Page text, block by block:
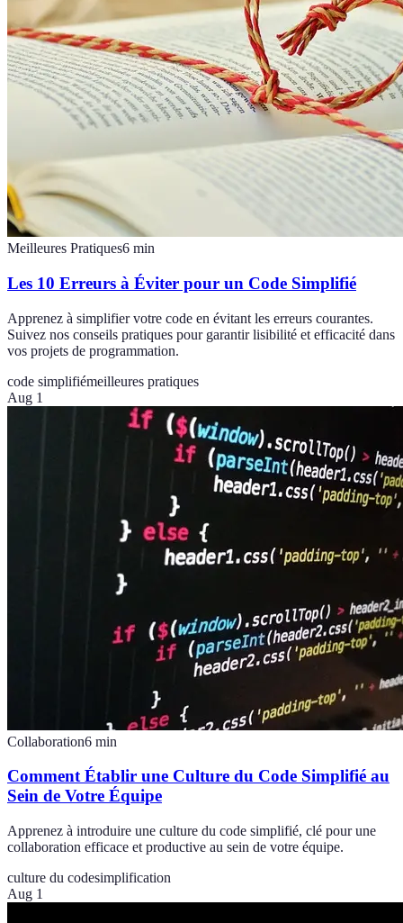
Meilleures Pratiques6 min
Les 10 Erreurs à Éviter pour un Code Simplifié
Apprenez à simplifier votre code en évitant les erreurs courantes.
Suivez nos conseils pratiques pour garantir lisibilité et efficacité dans
vos projets de programmation.
code simplifiémeilleures pratiques
Aug 1
Collaboration6 min
Comment Établir une Culture du Code Simplifié au
Sein de Votre Équipe
Apprenez à introduire une culture du code simplifié, clé pour une
collaboration efficace et productive au sein de votre équipe.
culture du codesimplification
Aug 1